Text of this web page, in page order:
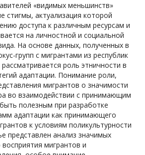
«видимых меньшинств»
стигмы, актуализация которой
доступа к различным ресурсам и
на личностной и социальной
На основе данных, полученных в
групп с мигрантами из республик
роль этничности в
адаптации. Понимание роли,
мигрантов о значимости
во взаимодействии с принимающим
полезным при разработке
адаптации как принимающего
к условиям поликультурности
представлен анализ значимых
мигрантов и